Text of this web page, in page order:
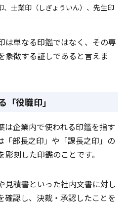
、士業印（しぎょういん）、先生印
は単なる印鑑ではなく、その専
象徴する証しであると言えま
「役職印」
は企業内で使われる印鑑を指す
「部長之印」や「課長之印」の
刻した印鑑のことです。
見積書といった社内文書に対し
確認し、決裁・承認したことを